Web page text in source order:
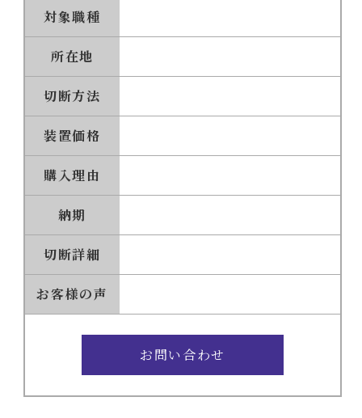
対象職種
所在地
切断方法
装置価格
購入理由
納期
切断詳細
お客様の声
お問い合わせ